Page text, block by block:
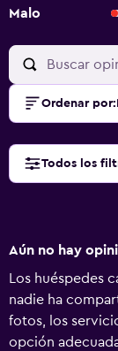
Malo
Ordenar por:
Todos los
Aún no hay
Los huéspedes
nadie ha
fotos, los
opción